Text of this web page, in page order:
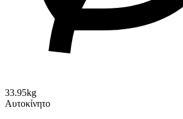
33.95kg
Αυτοκίνητο